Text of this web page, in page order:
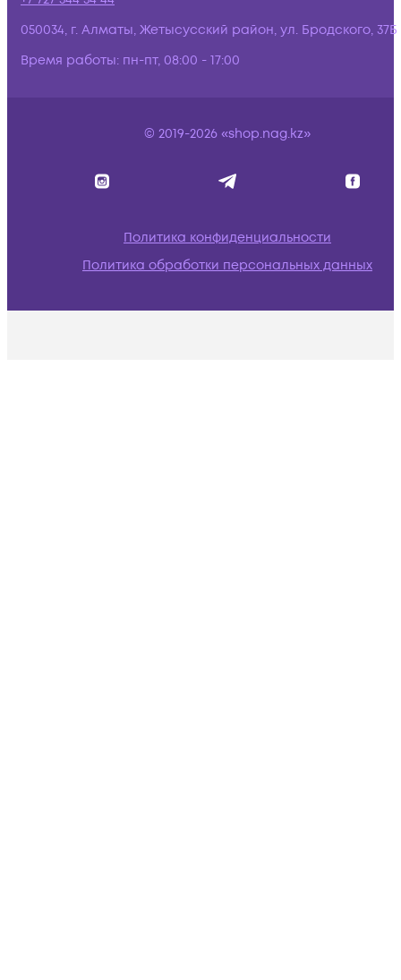
050034, г. Алматы, Жетысусский район, ул. Бродского, 37Б
Время работы: пн-пт, 08:00 - 17:00
© 2019-2026 «shop.nag.kz»
Политика конфиденциальности
Политика обработки персональных данных